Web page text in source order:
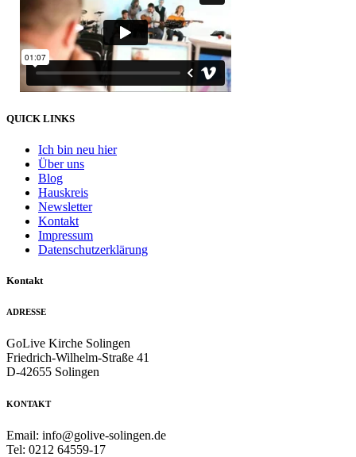
QUICK LINKS
Ich bin neu hier
Über uns
Blog
Hauskreis
Newsletter
Kontakt
Impressum
Datenschutzerklärung
Kontakt
ADRESSE
GoLive Kirche Solingen
Friedrich-Wilhelm-Straße 41
D-42655 Solingen
KONTAKT
Email: info@golive-solingen.de
Tel: 0212 64559-17